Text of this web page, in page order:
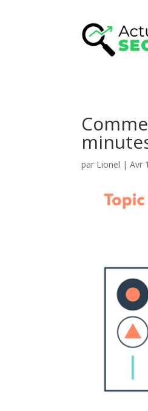
par Lionel |Avr